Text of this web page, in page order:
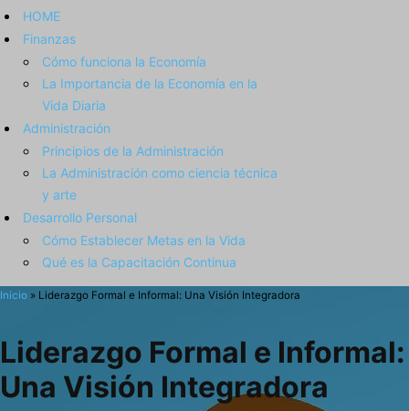
HOME
Finanzas
Cómo funciona la Economía
La Importancia de la Economía en la
Vida Diaria
Administración
Principios de la Administración
La Administración como ciencia técnica
y arte
Desarrollo Personal
Cómo Establecer Metas en la Vida
Qué es la Capacitación Continua
Inicio » Liderazgo Formal e Informal: Una Visión Integradora
Liderazgo Formal e Informal:
Una Visión Integradora